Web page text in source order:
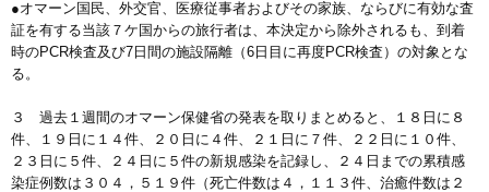
●オマーン国民、外交官、医療従事者およびその家族、ならびに有効な査
証を有する当該７ケ国からの旅行者は、本決定から除外されるも、到着
時のPCR検査及び7日間の施設隔離（6日目に再度PCR検査）の対象とな
る。
３ 過去１週間のオマーン保健省の発表を取りまとめると、１８日に８
件、１９日に１４件、２０日に４件、２１日に７件、２２日に１０件、
２３日に５件、２４日に５件の新規感染を記録し、２４日までの累積感
染症例数は３０４，５１９件（死亡件数は４，１１３件、治癒件数は２